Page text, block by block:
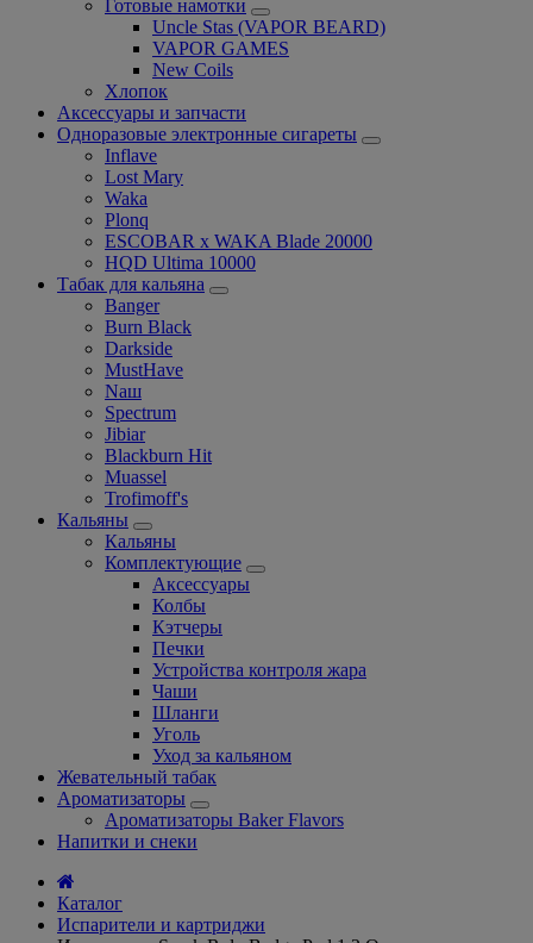
Готовые намотки
Uncle Stas (VAPOR BEARD)
VAPOR GAMES
New Coils
Хлопок
Аксессуары и запчасти
Одноразовые электронные сигареты
Inflave
Lost Mary
Waka
Plonq
ESCOBAR x WAKA Blade 20000
HQD Ultima 10000
Табак для кальяна
Banger
Burn Black
Darkside
MustHave
Nаш
Spectrum
Jibiar
Blackburn Hit
Muassel
Trofimoff's
Кальяны
Кальяны
Комплектующие
Аксессуары
Колбы
Кэтчеры
Печки
Устройства контроля жара
Чаши
Шланги
Уголь
Уход за кальяном
Жевательный табак
Ароматизаторы
Ароматизаторы Baker Flavors
Напитки и снеки
Каталог
Испарители и картриджи